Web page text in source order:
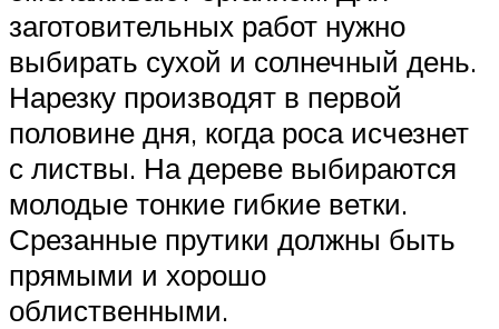
заготовительных работ нужно
выбирать сухой и солнечный день.
Нарезку производят в первой
половине дня, когда роса исчезнет
с листвы. На дереве выбираются
молодые тонкие гибкие ветки.
Срезанные прутики должны быть
прямыми и хорошо
облиственными.